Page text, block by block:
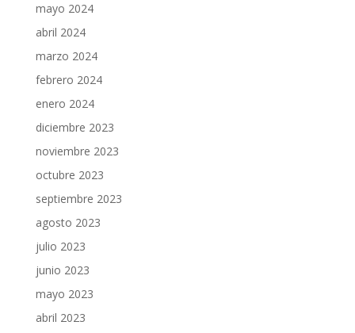
mayo 2024
abril 2024
marzo 2024
febrero 2024
enero 2024
diciembre 2023
noviembre 2023
octubre 2023
septiembre 2023
agosto 2023
julio 2023
junio 2023
mayo 2023
abril 2023